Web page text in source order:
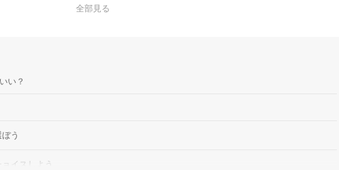
全部見る
い？
う
イスしよう